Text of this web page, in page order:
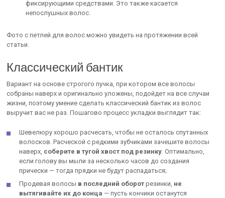
фиксирующими средствами. Это также касается
непослушных волос.
Фото с петлей для волос можно увидеть на протяжении всей
статьи.
Классический бантик
Вариант на основе строгого пучка, при котором все волосы
собраны наверх и оригинально уложены, подойдет на все случаи
жизни, поэтому умение сделать классический бантик из волос
выручит вас не раз. Пошагово процесс укладки выглядит так:
Шевелюру хорошо расчесать, чтобы не осталось спутанных
волосков. Расческой с редкими зубчиками зачешите волосы
наверх, соберите в тугой хвост под резинку. Оптимально,
если голову вы мыли за несколько часов до создания
прически — тогда прядки не будут распадаться;
Продевая волосы в последний оборот резинки, не
вытягивайте их до конца — пусть кончики останутся